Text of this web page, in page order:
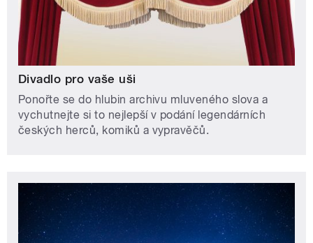
Divadlo pro vaše uši
Ponořte se do hlubin archivu mluveného slova a
vychutnejte si to nejlepší v podání legendárních
českých herců, komiků a vypravěčů.